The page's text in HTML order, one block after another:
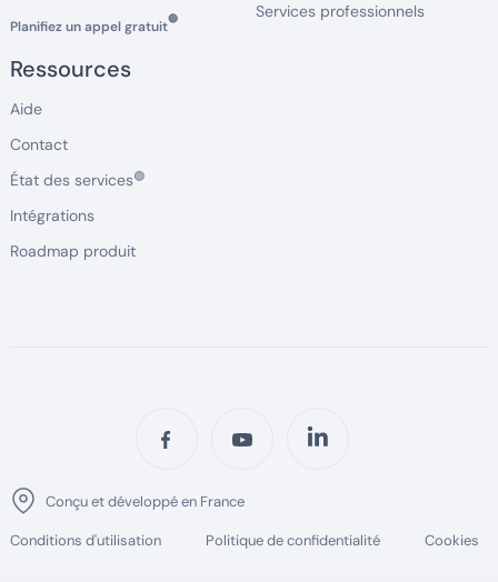
Planifiez un appel gratuit🔵
Services professionnels
Ressources
Aide
Contact
État des services🟢
Intégrations
Roadmap produit
Conçu et développé en France
Conditions d'utilisation Politique de confidentialité Cookies